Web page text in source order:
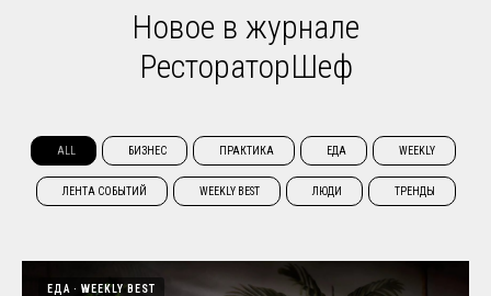
Новое в журнале
РестораторШеф
ALL БИЗНЕС ПРАКТИКА ЕДА WEEKLY
ЛЕНТА СОБЫТИЙ WEEKLY BEST ЛЮДИ ТРЕНДЫ
ЕДА WEEKLY BEST